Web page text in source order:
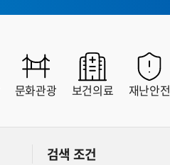
과학기술
원 ~ 원
문화관광 보건의료 재난안전
검색 조건